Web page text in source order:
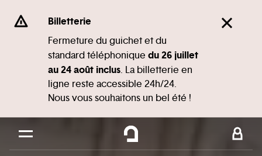
Se rendre au
Contenu principal
Pied de page
Billetterie
Fermeture du guichet et du
standard téléphonique du 26 juillet
au 24 août inclus. La billetterie en
ligne reste accessible 24h/24.
Nous vous souhaitons un bel été !